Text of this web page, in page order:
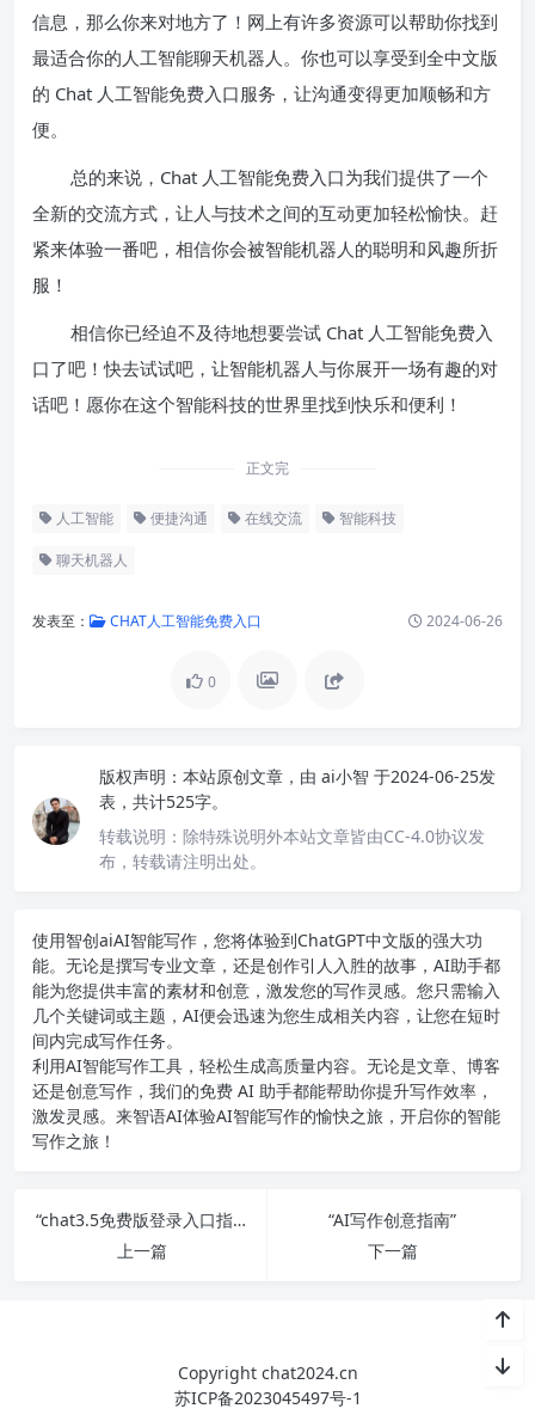
信息，那么你来对地方了！网上有许多资源可以帮助你找到
最适合你的人工智能聊天机器人。你也可以享受到全中文版
的 Chat 人工智能免费入口服务，让沟通变得更加顺畅和方
便。
总的来说，Chat 人工智能免费入口为我们提供了一个
全新的交流方式，让人与技术之间的互动更加轻松愉快。赶
紧来体验一番吧，相信你会被智能机器人的聪明和风趣所折
服！
相信你已经迫不及待地想要尝试 Chat 人工智能免费入
口了吧！快去试试吧，让智能机器人与你展开一场有趣的对
话吧！愿你在这个智能科技的世界里找到快乐和便利！
正文完
人工智能 便捷沟通 在线交流 智能科技
聊天机器人
发表至： CHAT人工智能免费入口 2024-06-26
0
版权声明： 本站原创文章，由 ai小智 于2024-06-25发
表，共计525字。
转载说明： 除特殊说明外本站文章皆由CC-4.0协议发
布，转载请注明出处。
使用智创aiAI智能写作 ，您将体验到ChatGPT中文版的强大功
能。无论是撰写专业文章，还是创作引人入胜的故事，AI助手都
能为您提供丰富的素材和创意，激发您的写作灵感。您只需输入
几个关键词或主题，AI便会迅速为您生成相关内容，让您在短时
间内完成写作任务。
利用AI智能写作工具，轻松生成高质量内容。无论是文章、博客
还是创意写作，我们的免费 AI 助手都能帮助你提升写作效率，
激发灵感。来智语AI体验AI智能写作的愉快之旅，开启你的智能
写作之旅！
“chat3.5免费版登录入口指南：畅聊不停！”
上一篇
“AI写作创意指南”
下一篇
Copyright chat2024.cn
苏ICP备2023045497号-1